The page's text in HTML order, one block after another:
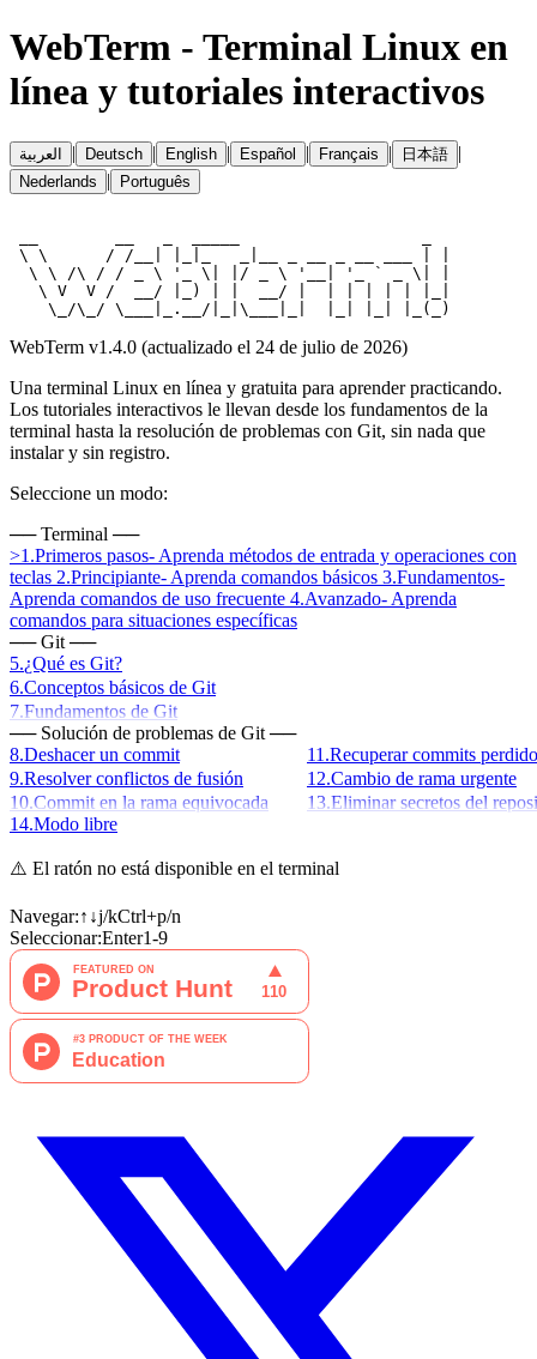
WebTerm - Terminal Linux en
línea y tutoriales interactivos
العربية | Deutsch | English | Español | Français | 日本語 |
Nederlands | Português
\ \      / /__| |_|_   _|__ _ __ _ __ ___ | |
  \ \ /\ / / _ \ '_ \| |/ _ \ '__| '_ ` _ \| |
   \ V  V /  __/ |_) | |  __/ |  | | | | | |_|
WebTerm v1.4.0 (actualizado el 24 de julio de 2026)
Una terminal Linux en línea y gratuita para aprender practicando.
Los tutoriales interactivos le llevan desde los fundamentos de la
terminal hasta la resolución de problemas con Git, sin nada que
instalar y sin registro.
Seleccione un modo:
──Terminal ──
>1 .Primeros pasos- Aprenda métodos de entrada y operaciones con
teclas 2.Principiante- Aprenda comandos básicos 3.Fundamentos-
Aprenda comandos de uso frecuente 4.Avanzado- Aprenda
comandos para situaciones específicas
──Git ──
5.¿Qué es Git?
6.Conceptos básicos de Git
7.Fundamentos de Git
── Solución de problemas de Git ──
8.Deshacer un commit
9.Resolver conflictos de fusión
10.Commit en la rama equivocada
11 .Recuperar commits
12.Cambio de rama urgente
13.Eliminar secretos del
14.Modo libre
⚠️ El ratón no está disponible en el terminal
Navegar:↑↓j/kCtrl+p/n
Seleccionar:Enter1-9